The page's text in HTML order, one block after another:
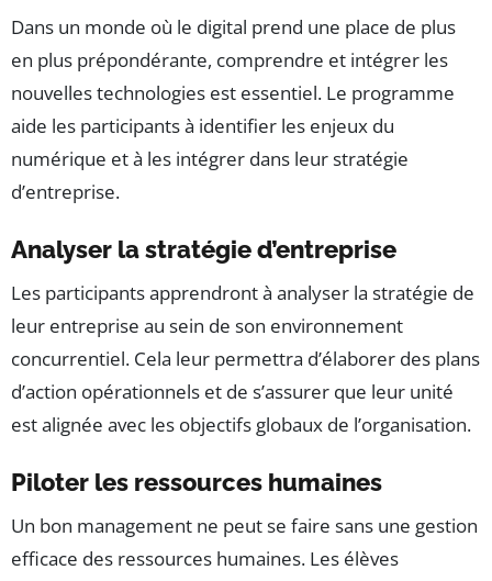
Dans un monde où le digital prend une place de plus
en plus prépondérante, comprendre et intégrer les
nouvelles technologies est essentiel. Le programme
aide les participants à identifier les enjeux du
numérique et à les intégrer dans leur stratégie
d’entreprise.
Analyser la stratégie d’entreprise
Les participants apprendront à analyser la stratégie de
leur entreprise au sein de son environnement
concurrentiel. Cela leur permettra d’élaborer des plans
d’action opérationnels et de s’assurer que leur unité
est alignée avec les objectifs globaux de l’organisation.
Piloter les ressources humaines
Un bon management ne peut se faire sans une gestion
efficace des ressources humaines. Les élèves